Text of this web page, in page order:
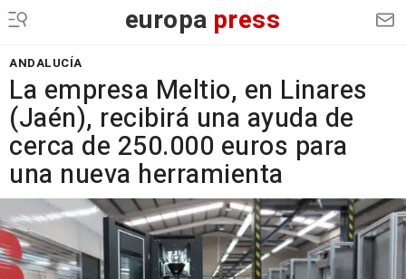
europa press
ANDALUCÍA
La empresa Meltio, en Linares
(Jaén), recibirá una ayuda de
cerca de 250.000 euros para
una nueva herramienta